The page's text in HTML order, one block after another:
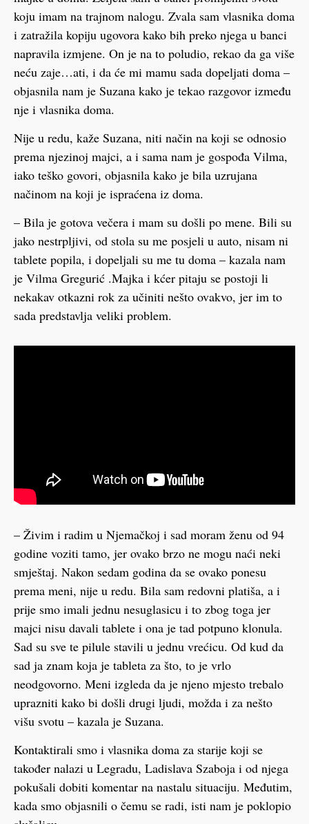
koju imam na trajnom nalogu. Zvala sam vlasnika doma
i zatražila kopiju ugovora kako bih preko njega u banci
napravila izmjene. On je na to poludio, rekao da ga više
neću zaje…ati, i da će mi mamu sada dopeljati doma –
objasnila nam je Suzana kako je tekao razgovor između
nje i vlasnika doma.
Nije u redu, kaže Suzana, niti način na koji se odnosio
prema njezinoj majci, a i sama nam je gospođa Vilma,
iako teško govori, objasnila kako je bila uzrujana
načinom na koji je ispraćena iz doma.
– Bila je gotova večera i mam su došli po mene. Bili su
jako nestrpljivi, od stola su me posjeli u auto, nisam ni
tablete popila, i dopeljali su me tu doma – kazala nam
je Vilma Gregurić .Majka i kćer pitaju se postoji li
nekakav otkazni rok za učiniti nešto ovakvo, jer im to
sada predstavlja veliki problem.
– Živim i radim u Njemačkoj i sad moram ženu od 94
godine voziti tamo, jer ovako brzo ne mogu naći neki
smještaj. Nakon sedam godina da se ovako ponesu
prema meni, nije u redu. Bila sam redovni platiša, a i
prije smo imali jednu nesuglasicu i to zbog toga jer
majci nisu davali tablete i ona je tad potpuno klonula.
Sad su sve te pilule stavili u jednu vrećicu. Od kud da
sad ja znam koja je tableta za što, to je vrlo
neodgovorno. Meni izgleda da je njeno mjesto trebalo
uprazniti kako bi došli drugi ljudi, možda i za nešto
višu svotu – kazala je Suzana.
Kontaktirali smo i vlasnika doma za starije koji se
također nalazi u Legradu, Ladislava Szaboja i od njega
pokušali dobiti komentar na nastalu situaciju. Međutim,
kada smo objasnili o čemu se radi, isti nam je poklopio